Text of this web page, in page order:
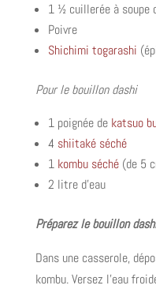
1 ½ cuillerée à soupe
Poivre
Shichimi togarashi
Pour le bouillon dashi
1 poignée de katsuo
4 shiitaké séché
1 kombu séché(de 5
2 litre d’eau
Préparez le bouillon
Dans une casserole,
kombu. Versez l’eau